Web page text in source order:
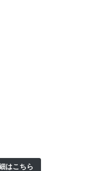
はこちら